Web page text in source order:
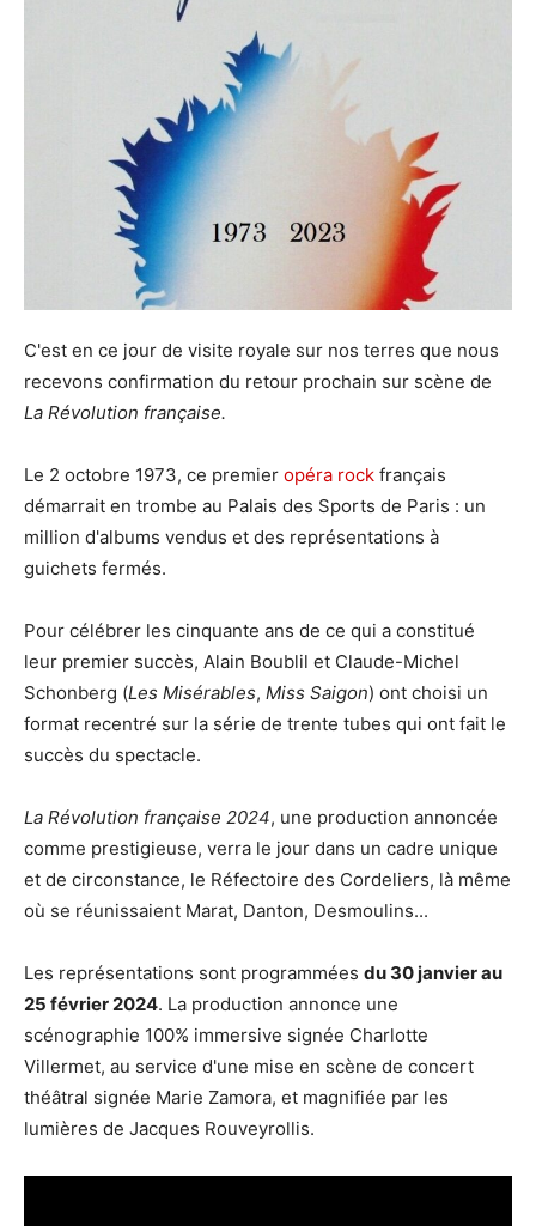
C'est en ce jour de visite royale sur nos terres que nous
recevons confirmation du retour prochain sur scène de
La Révolution française.
Le 2 octobre 1973, ce premier opéra rock français
démarrait en trombe au Palais des Sports de Paris : un
million d'albums vendus et des représentations à
guichets fermés.
Pour célébrer les cinquante ans de ce qui a constitué
leur premier succès, Alain Boublil et Claude-Michel
Schonberg (Les Misérables, Miss Saigon) ont choisi un
format recentré sur la série de trente tubes qui ont fait le
succès du spectacle.
La Révolution française 2024, une production annoncée
comme prestigieuse, verra le jour dans un cadre unique
et de circonstance, le Réfectoire des Cordeliers, là même
où se réunissaient Marat, Danton, Desmoulins...
Les représentations sont programmées du 30 janvier au
25 février 2024. La production annonce une
scénographie 100% immersive signée Charlotte
Villermet, au service d'une mise en scène de concert
théâtral signée Marie Zamora, et magnifiée par les
lumières de Jacques Rouveyrollis.